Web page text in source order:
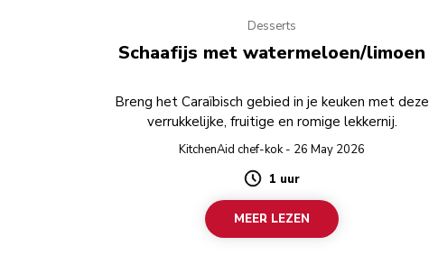
Desserts
Schaafijs met watermeloen/limoen
Breng het Caraïbisch gebied in je keuken met deze
verrukkelijke, fruitige en romige lekkernij.
KitchenAid chef-kok - 26 May 2026
Duration
1 uur
MEER LEZEN